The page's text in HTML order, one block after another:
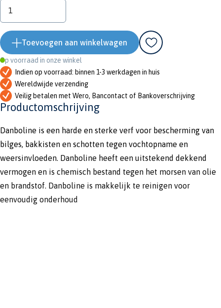
Toevoegen aan winkelwagen
Op voorraad in onze winkel
Indien op voorraad: binnen 1-3 werkdagen in huis
Wereldwijde verzending
Veilig betalen met Wero, Bancontact of Bankoverschrijving
Productomschrijving
Danboline is een harde en sterke verf voor bescherming van
bilges, bakkisten en schotten tegen vochtopname en
weersinvloeden. Danboline heeft een uitstekend dekkend
vermogen en is chemisch bestand tegen het morsen van olie
en brandstof. Danboline is makkelijk te reinigen voor
eenvoudig onderhoud